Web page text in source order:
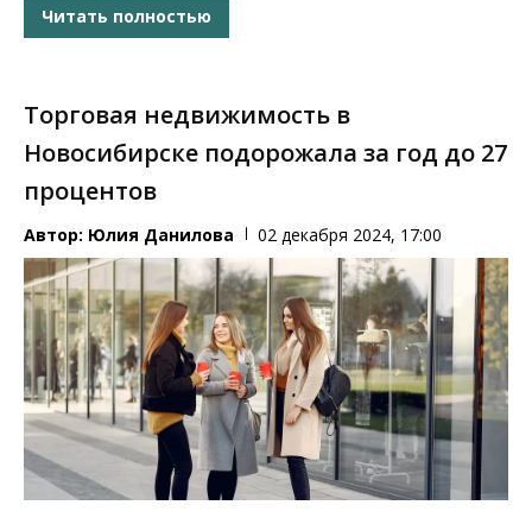
Читать полностью
Торговая недвижимость в
Новосибирске подорожала за год до 27
процентов
Автор: Юлия Данилова 02 декабря 2024, 17:00